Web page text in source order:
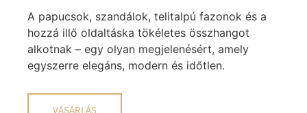
A papucsok, szandálok, telitalpú fazonok és a
hozzá illő oldaltáska tökéletes összhangot
alkotnak – egy olyan megjelenésért, amely
egyszerre elegáns, modern és időtlen.
VÁSÁRLÁS